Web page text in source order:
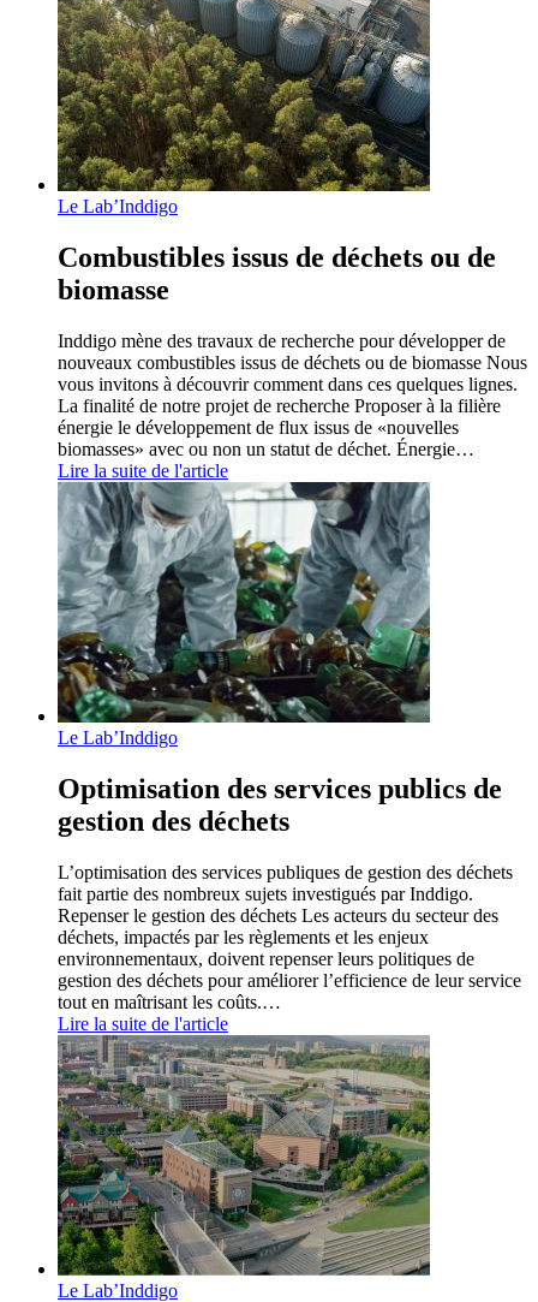
Le Lab’Inddigo
Combustibles issus de déchets ou de
biomasse
Inddigo mène des travaux de recherche pour développer de
nouveaux combustibles issus de déchets ou de biomasse Nous
vous invitons à découvrir comment dans ces quelques lignes.
La finalité de notre projet de recherche Proposer à la filière
énergie le développement de flux issus de «nouvelles
biomasses» avec ou non un statut de déchet. Énergie…
Lire la suite de l'article
Le Lab’Inddigo
Optimisation des services publics de
gestion des déchets
L’optimisation des services publiques de gestion des déchets
fait partie des nombreux sujets investigués par Inddigo.
Repenser le gestion des déchets Les acteurs du secteur des
déchets, impactés par les règlements et les enjeux
environnementaux, doivent repenser leurs politiques de
gestion des déchets pour améliorer l’efficience de leur service
tout en maîtrisant les coûts.…
Lire la suite de l'article
Le Lab’Inddigo